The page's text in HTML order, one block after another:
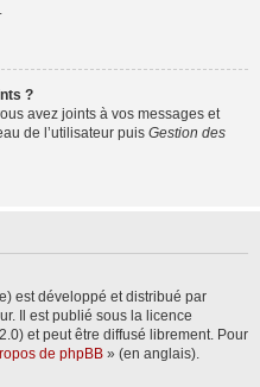
?
avez joints à vos messages et
de l’utilisateur puis Gestion des
est développé et distribué par
Il est publié sous la licence
et peut être diffusé librement. Pour
de phpBB » (en anglais).